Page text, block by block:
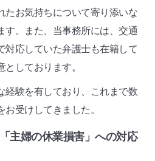
たお気持ちについて寄り添いな
す。また、当事務所には、交通
対応していた弁護士も在籍して
しております。
経験を有しており、これまで数
受けしてきました。
主婦の休業損害」への対応